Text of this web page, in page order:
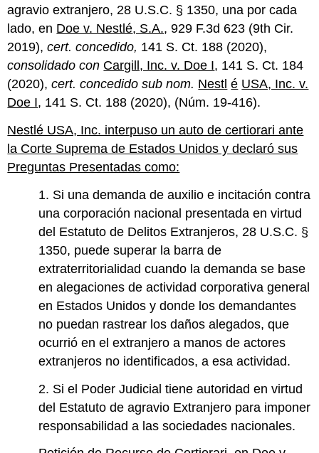
agravio extranjero, 28 U.S.C. § 1350, una por cada
lado, en Doe v. Nestlé, S.A., 929 F.3d 623 (9th Cir.
2019),cert. concedido, 141 S. Ct. 188 (2020),
consolidado con Cargill, Inc. v. Doe I, 141 S. Ct. 184
(2020),cert. concedido sub nom. Nestl é USA, Inc. v.
Doe I, 141 S. Ct. 188 (2020), (Núm. 19-416).
Nestlé USA, Inc. interpuso un auto de certiorari ante
la Corte Suprema de Estados Unidos y declaró sus
Preguntas Presentadas como:
1. Si una demanda de auxilio e incitación contra
una corporación nacional presentada en virtud
del Estatuto de Delitos Extranjeros, 28 U.S.C. §
1350, puede superar la barra de
extraterritorialidad cuando la demanda se base
en alegaciones de actividad corporativa general
en Estados Unidos y donde los demandantes
no puedan rastrear los daños alegados, que
ocurrió en el extranjero a manos de actores
extranjeros no identificados, a esa actividad.
2. Si el Poder Judicial tiene autoridad en virtud
del Estatuto de agravio Extranjero para imponer
responsabilidad a las sociedades nacionales.